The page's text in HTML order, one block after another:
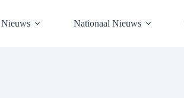
Nieuws Nationaal Nieuws